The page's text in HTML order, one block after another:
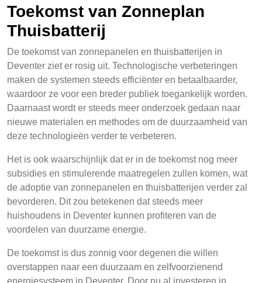
Toekomst van Zonneplan
Thuisbatterij
De toekomst van zonnepanelen en thuisbatterijen in
Deventer ziet er rosig uit. Technologische verbeteringen
maken de systemen steeds efficiënter en betaalbaarder,
waardoor ze voor een breder publiek toegankelijk worden.
Daarnaast wordt er steeds meer onderzoek gedaan naar
nieuwe materialen en methodes om de duurzaamheid van
deze technologieën verder te verbeteren.
Het is ook waarschijnlijk dat er in de toekomst nog meer
subsidies en stimulerende maatregelen zullen komen, wat
de adoptie van zonnepanelen en thuisbatterijen verder zal
bevorderen. Dit zou betekenen dat steeds meer
huishoudens in Deventer kunnen profiteren van de
voordelen van duurzame energie.
De toekomst is dus zonnig voor degenen die willen
overstappen naar een duurzaam en zelfvoorzienend
energiesysteem in Deventer. Door nu al investeren in